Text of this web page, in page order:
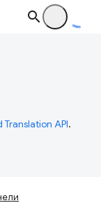
Translation API.